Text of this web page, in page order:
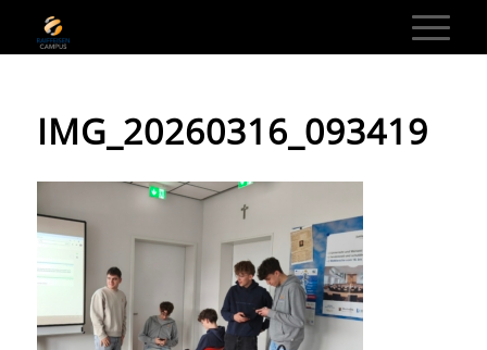
IMG_20260316_093419